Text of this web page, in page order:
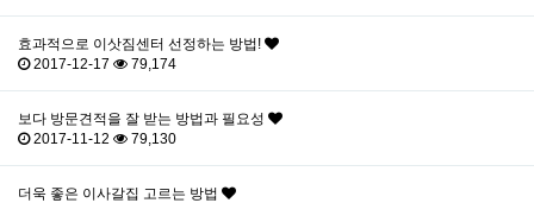
효과적으로 이삿짐센터 선정하는 방법!
2017-12-17
79,174
보다 방문견적을 잘 받는 방법과 필요성
2017-11-12
79,130
더욱 좋은 이사갈집 고르는 방법